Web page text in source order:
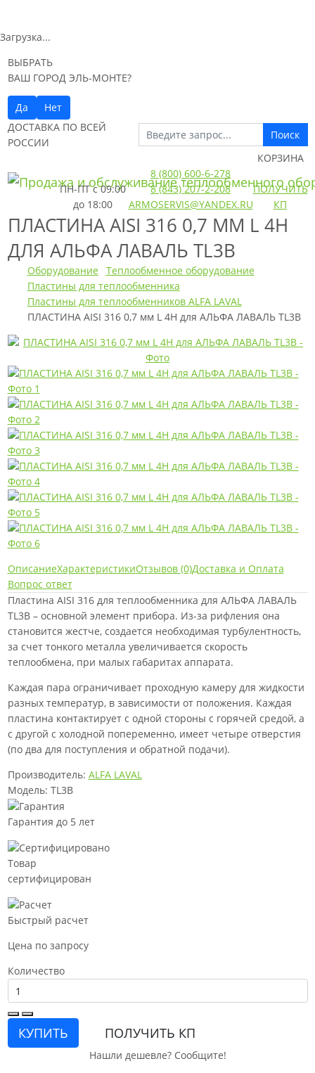
Загрузка...
ВЫБРАТЬ
ВАШ ГОРОД ЭЛЬ-МОНТЕ?
Да
Нет
ДОСТАВКА ПО ВСЕЙ
РОССИИ
Поиск
ПН-ПТс 09:00
до 18:00
8 (800) 600-6-278
8 (843) 207-2-208
ARMOSERVIS@YANDEX.RU
КОРЗИНА
ПОЛУЧИТЬ
КП
ПЛАСТИНА AISI 316 0,7 ММ L 4H
ДЛЯ АЛЬФА ЛАВАЛЬ TL3B
Оборудование
Теплообменное оборудование
Пластины для теплообменника
Пластины для теплообменников ALFA LAVAL
ПЛАСТИНА AISI 316 0,7 мм L 4H для АЛЬФА ЛАВАЛЬ TL3B
ОписаниеХарактеристикиОтзывов (0)Доставка и Оплата
Вопрос ответ
Пластина AISI 316 для теплообменника для АЛЬФА ЛАВАЛЬ
TL3B – основной элемент прибора. Из-за рифления она
становится жестче, создается необходимая турбулентность,
за счет тонкого металла увеличивается скорость
теплообмена, при малых габаритах аппарата.
Каждая пара ограничивает проходную камеру для жидкости
разных температур, в зависимости от положения. Каждая
пластина контактирует с одной стороны с горячей средой, а
с другой с холодной попеременно, имеет четыре отверстия
(по два для поступления и обратной подачи).
Производитель: ALFA LAVAL
Модель: TL3B
Гарантия до 5 лет
Товар
сертифицирован
Быстрый расчет
Цена по запросу
Количество
КУПИТЬ ПОЛУЧИТЬ КП
Нашли дешевле? Сообщите!